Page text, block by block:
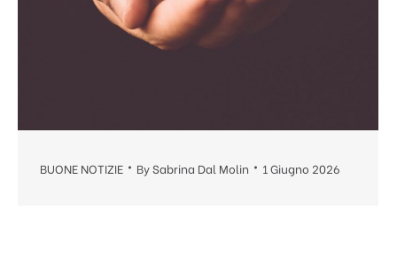
BUONE NOTIZIE BySabrina Dal Molin 1 Giugno 2026